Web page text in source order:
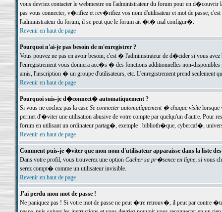
vous devriez contacter le webmestre ou l'administrateur du forum pour en
pas vous connecter, v�rifiez et rev�rifiez vos nom d'utilisateur et mot de passe;
l'administrateur du forum; il se peut que le forum ait �t� mal configur�.
Revenir en haut de page
Pourquoi n'ai-je pas besoin de m'enregistrer ?
Vous pouvez ne pas en avoir besoin; c'est � l'administrateur de d�cider si vous
l'enregistrement vous donnera acc�s � des fonctions additionnelles non-
amis, l'inscription � un groupe d'utilisateurs, etc. L'enregistrement prend seulement
Revenir en haut de page
Pourquoi suis-je d�connect� automatiquement ?
Si vous ne cochez pas la case Se connecter automatiquement � chaque visitelorsque
permet d'�viter une utilisation abusive de votre compte par quelqu'un d'autre. Pour
forum en utilisant un ordinateur partag�, exemple : biblioth�que, cybercaf�,
Revenir en haut de page
Comment puis-je �viter que mon nom d'utilisateur apparaisse dans la liste
Dans votre profil, vous trouverez une option Cacher sa pr�sence en ligne; si vous
serez compt� comme un utilisateur invisible.
Revenir en haut de page
J'ai perdu mon mot de passe !
Ne paniquez pas ! Si votre mot de passe ne peut �tre retrouv�, il peut par contre